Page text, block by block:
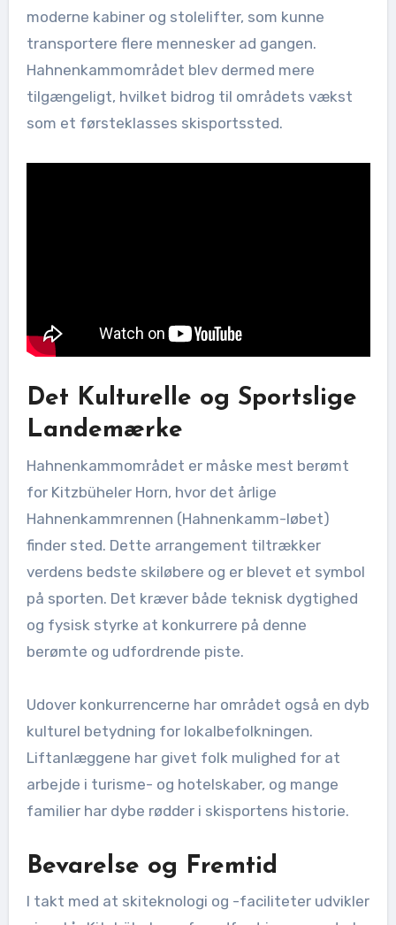
moderne kabiner og stolelifter, som kunne
transportere flere mennesker ad gangen.
Hahnenkammområdet blev dermed mere
tilgængeligt, hvilket bidrog til områdets vækst
som et førsteklasses skisportssted.
Det Kulturelle og Sportslige
Landemærke
Hahnenkammområdet er måske mest berømt
for Kitzbüheler Horn, hvor det årlige
Hahnenkammrennen (Hahnenkamm-løbet)
finder sted. Dette arrangement tiltrækker
verdens bedste skiløbere og er blevet et symbol
på sporten. Det kræver både teknisk dygtighed
og fysisk styrke at konkurrere på denne
berømte og udfordrende piste.
Udover konkurrencerne har området også en dyb
kulturel betydning for lokalbefolkningen.
Liftanlæggene har givet folk mulighed for at
arbejde i turisme- og hotelskaber, og mange
familier har dybe rødder i skisportens historie.
Bevarelse og Fremtid
I takt med at skiteknologi og -faciliteter udvikler